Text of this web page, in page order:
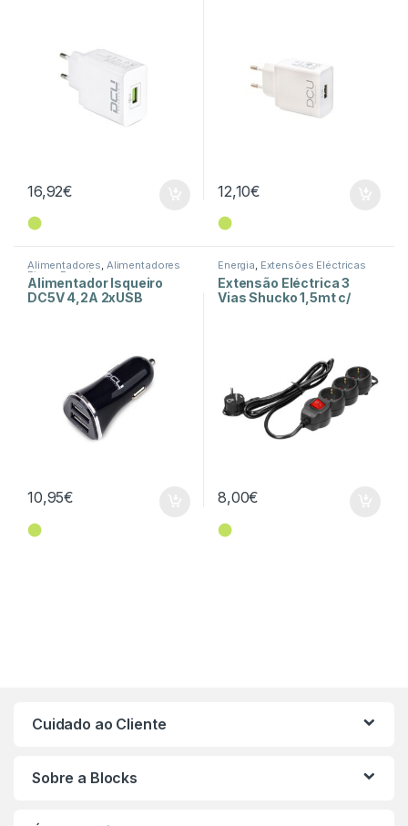
16,92€
⬤
12,10€
⬤
Alimentadores, Alimentadores
Fixos Energia
Alimentador Isqueiro
DC5V 4,2A 2xUSB
10,95€
⬤
Energia, Extensões Eléctricas
Extensão Eléctrica 3
Vias Shucko 1,5mt c/
8,00€
⬤
Cuidado ao Cliente
Sobre a Blocks